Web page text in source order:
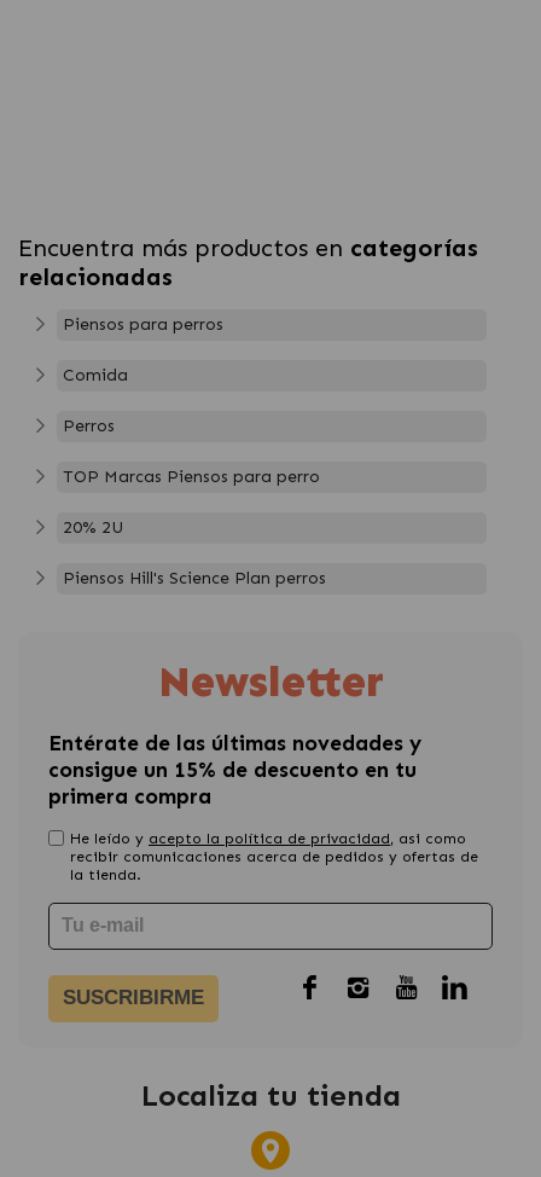
Encuentra más productos en categorías
relacionadas
Piensos para perros
Comida
Perros
TOP Marcas Piensos para perro
20% 2U
Piensos Hill's Science Plan perros
Newsletter
Entérate de las últimas novedades y
consigue un 15% de descuento en tu
primera compra
He leído y acepto la política de privacidad, asi como
recibir comunicaciones acerca de pedidos y ofertas de
la tienda.
SUSCRIBIRME
Localiza tu tienda